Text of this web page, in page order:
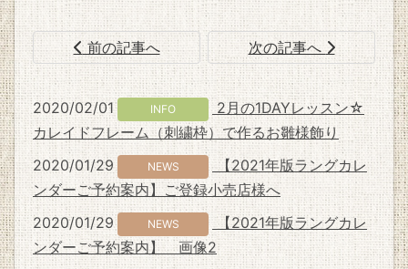
前の記事へ 次の記事へ
2020/02/01 INFO
2月の1DAYレッスン☆
カレイドフレーム（刺繍枠）で作るお雛様飾り
2020/01/29
NEWS
【2021年版ラングカレ
ンダーご予約案内】ご登録小売店様へ
2020/01/29
NEWS
【2021年版ラングカレ
ンダーご予約案内】 画像2